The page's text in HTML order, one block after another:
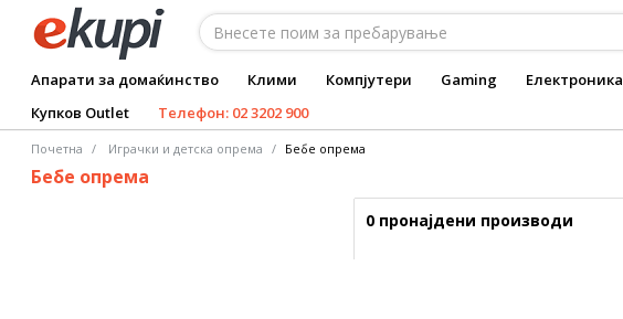
Апарати за домаќинство Клими Компјутери Gaming Електроника
Купков Outlet
Телефон: 02 3202 900
Почетна Играчки и детска опрема Бебе опрема
Бебе опрема
0 пронајдени производи